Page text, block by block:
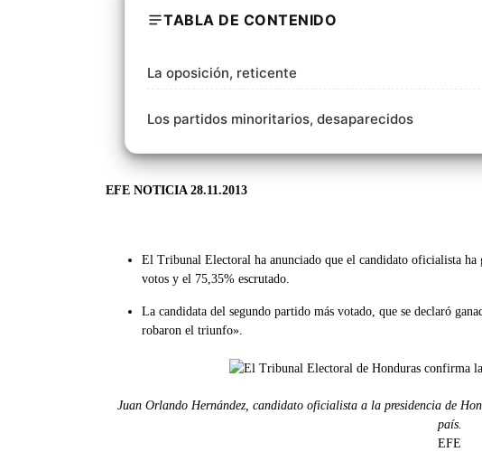
TABLA DE CONTENIDO
La oposición, reticente
Los partidos minoritarios, desaparecidos
EFE NOTICIA 28.11.2013
El Tribunal Electoral ha anunciado que el candidato oficialista ha
votos y el 75,35% escrutado.
La candidata del segundo partido más votado, que se declaró
robaron el triunfo».
Juan Orlando Hernández, candidato oficialista a la presidencia de
país.
EFE